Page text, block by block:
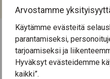
Arvostamme
Käytämme evästeitä
parantamiseksi,
tarjoamiseksi ja
Hyväksyt evästeidemme
kaikki”.
Musiikki
← Näytä